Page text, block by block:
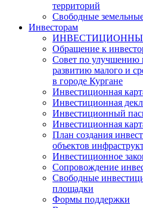
территорий
Свободные
Инвесторам
Обращение к
Совет по улучшению
развитию малого и
в городе Кургане
Инвестиционная
Инвестиционная
Инвестиционный
Инвестиционная
План создания
объектов
Инвестиционное
Сопровождение
Свободные
площадки
Формы поддержки